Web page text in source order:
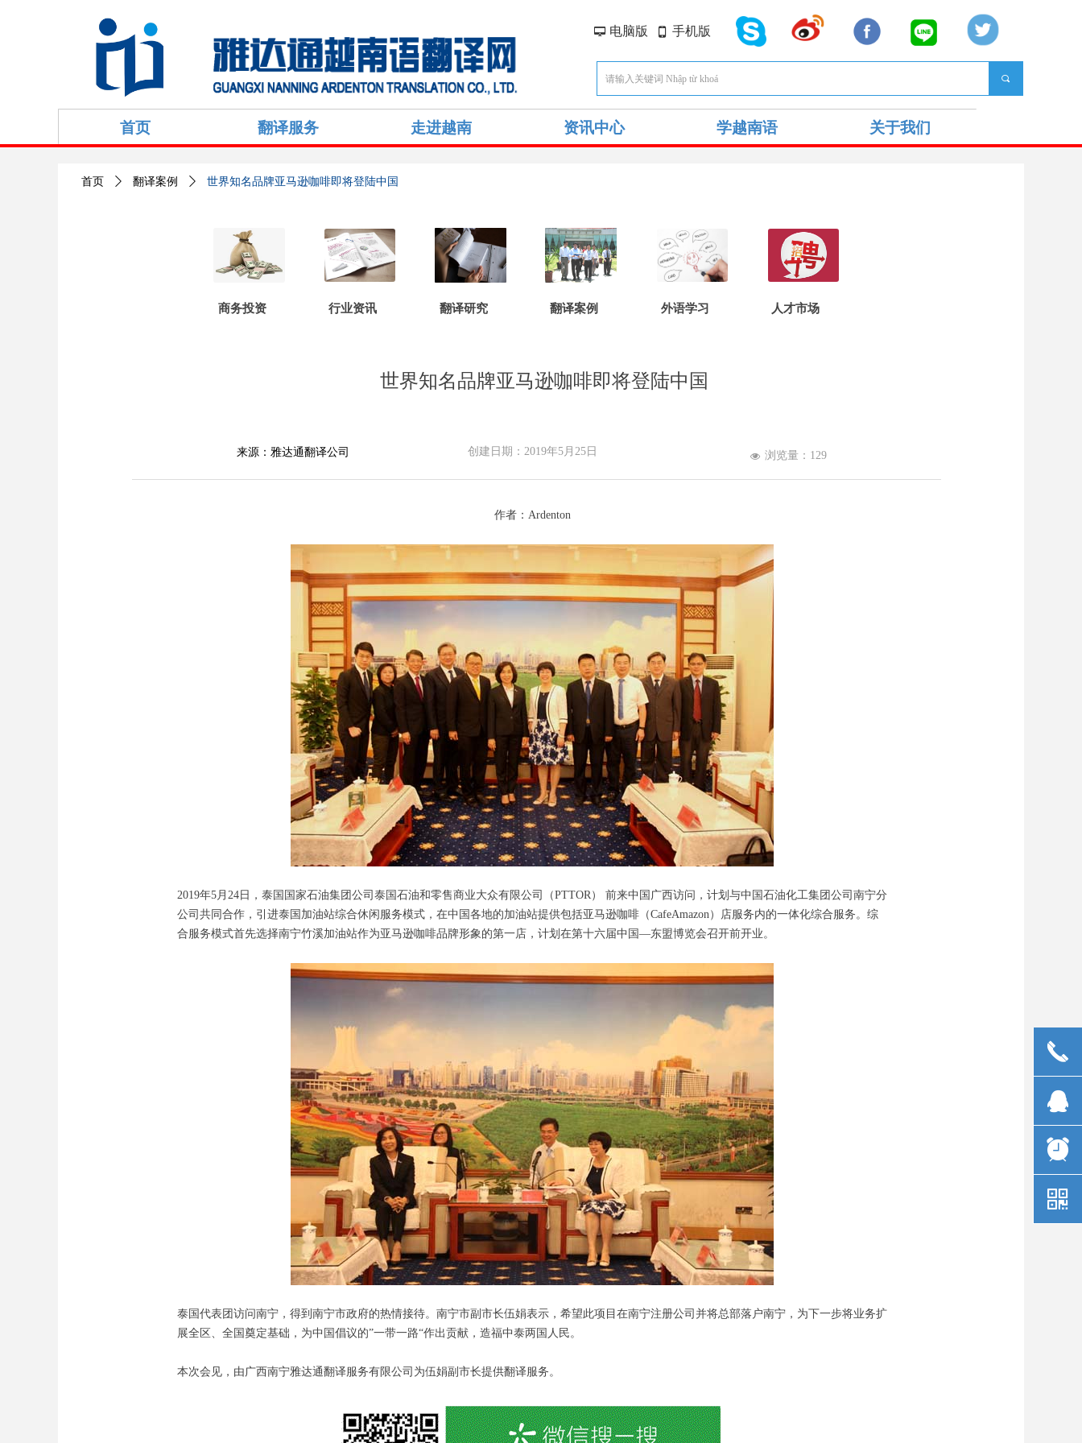
끠
首页 翻译服务 走进越南 资讯中心 学越南语 关于我们
넡 电脑版 넓 手机版
世界知名品牌亚马逊咖啡即将登陆中国
创建日期： 2019年5月25日 넶 浏览量： 129
来源：雅达通翻译公司
首页 ꄲ 翻译案例 ꄲ 世界知名品牌亚马逊咖啡即将登陆中国
作者：Ardenton
2019年5月24日，泰国国家石油集团公司泰国石油和零售商业大众有限公司（PTTOR） 前来中国广西访问，计划与中国石油化工集团公司南宁分
公司共同合作，引进泰国加油站综合休闲服务模式，在中国各地的加油站提供包括亚马逊咖啡（CafeAmazon）店服务内的一体化综合服务。综
合服务模式首先选择南宁竹溪加油站作为亚马逊咖啡品牌形象的第一店，计划在第十六届中国—东盟博览会召开前开业。
泰国代表团访问南宁，得到南宁市政府的热情接待。南宁市副市长伍娟表示，希望此项目在南宁注册公司并将总部落户南宁，为下一步将业务扩
展全区、全国奠定基础，为中国倡议的”一带一路“作出贡献，造福中泰两国人民。
本次会见，由广西南宁雅达通翻译服务有限公司为伍娟副市长提供翻译服务。
商务投资 行业资讯 翻译研究 翻译案例 外语学习 人才市场
끅
뀩
뀥
낃